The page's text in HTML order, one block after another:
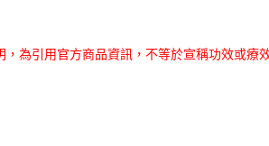
為引用官方商品資訊，不等於宣稱功效或療